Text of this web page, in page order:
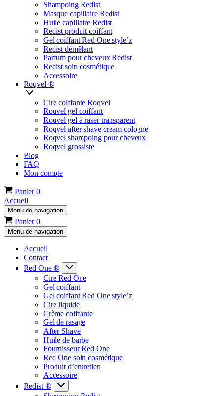
Shampoing Redist
Masque capillaire Redist
Huile capillaire Redist
Redist produit coiffant
Gel coiffant Red One style’z
Redist démêlant
Parfum pour cheveux Redist
Redist soin cosmétique
Accessoire
Roqvel ®
Cire coiffante Roqvel
Roqvel gel coiffant
Roqvel gel à raser transparent
Roqvel after shave cream cologne
Roqvel shampoing pour cheveux
Roqvel grossiste
Blog
FAQ
Mon compte
Panier0
Accueil
Menu de navigation
Panier0
Menu de navigation
Accueil
Contact
Red One ®
Cire Red One
Gel coiffant
Gel coiffant Red One style’z
Cire liquide
Crème coiffante
Gel de rasage
After Shave
Huile de barbe
Fournisseur Red One
Red One soin cosmétique
Produit d’entretien
Accessoire
Redist ®